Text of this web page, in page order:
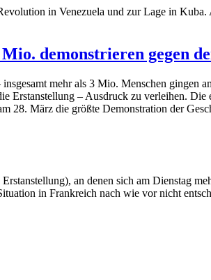
in Venezuela und zur Lage in
demonstrieren gegen
mehr als 3 Mio. Menschen gingen
Erstanstellung – Ausdruck zu verleihen.
28. März die größte Demonstration der
an denen sich am Dienstag
in Frankreich nach wie vor nicht